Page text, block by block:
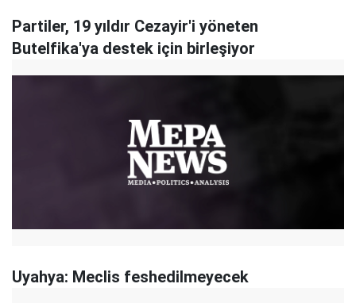
Partiler, 19 yıldır Cezayir'i yöneten
Butelfika'ya destek için birleşiyor
Uyahya: Meclis feshedilmeyecek